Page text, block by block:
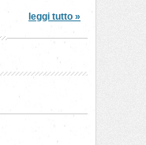
leggi tutto »